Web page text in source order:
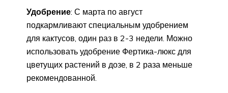
Удобрение: С марта по август
подкармливают специальным удобрением
для кактусов, один раз в 2-3 недели. Можно
использовать удобрение Фертика-люкс для
цветущих растений в дозе, в 2 раза меньше
рекомендованной.